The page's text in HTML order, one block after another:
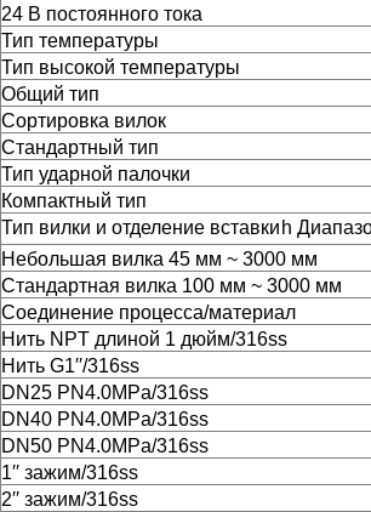
24 В постоянного тока
Тип температуры
Тип высокой температуры
Общий тип
Сортировка вилок
Стандартный тип
Тип ударной палочки
Компактный тип
Тип вилки и отделение вставки h
Небольшая вилка 45 мм ~ 3000 мм
Стандартная вилка 100 мм ~ 3000 мм
Соединение процесса/материал
Нить NPT длиной 1 дюйм/316ss
Нить G1′′/316ss
DN25 PN4.0MPa/316ss
DN40 PN4.0MPa/316ss
DN50 PN4.0MPa/316ss
1′′ зажим/316ss
2′′ зажим/316ss